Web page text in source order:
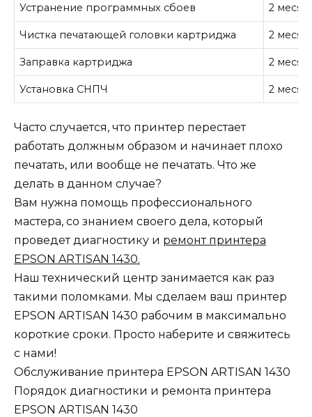
Устранение программных сбоев 2
Чистка печатающей головки картриджа 2
Заправка картриджа 2
Установка СНПЧ 2
Часто случается, что принтер перестает
работать должным образом и начинает плохо
печатать, или вообще не печатать. Что же
делать в данном случае?
Вам нужна помощь профессионального
мастера, со знанием своего дела, который
проведет диагностику и ремонт принтера
EPSON ARTISAN 1430.
Наш технический центр занимается как раз
такими поломками. Мы сделаем ваш принтер
EPSON ARTISAN 1430 рабочим в максимально
короткие сроки. Просто наберите и свяжитесь
с нами!
Обслуживание принтера EPSON ARTISAN 1430
Порядок диагностики и ремонта принтера
EPSON ARTISAN 1430